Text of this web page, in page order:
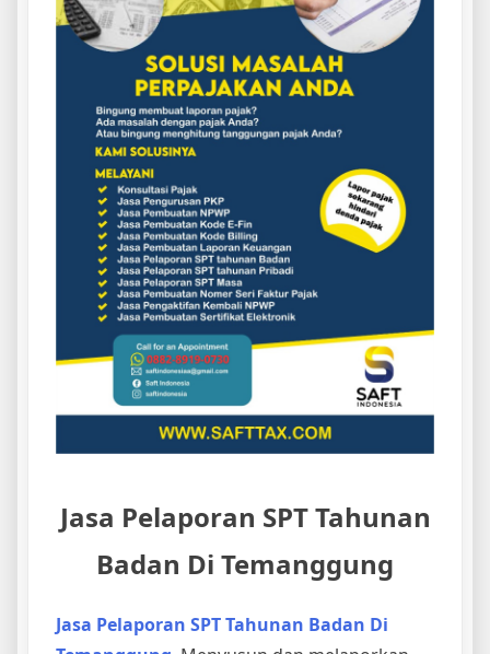
Jasa Pelaporan SPT Tahunan
Badan Di Temanggung
Jasa Pelaporan SPT Tahunan Badan Di